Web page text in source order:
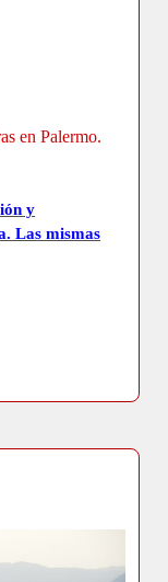
en Palermo.
y
Las mismas